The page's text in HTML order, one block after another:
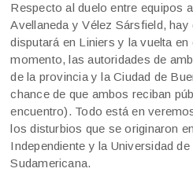
Respecto al duelo entre equipos
Avellaneda y Vélez Sársfield,
disputará en Liniers y la vuelta
momento, las autoridades de
de la provincia y la Ciudad de
chance de que ambos reciban
encuentro). Todo está en
los disturbios que se originaron
Independiente y la Universidad
Sudamericana.